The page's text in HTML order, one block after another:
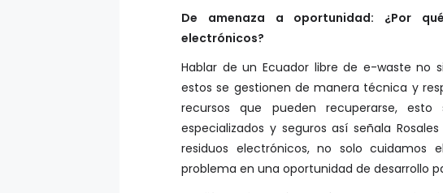
De amenaza a oportunidad: ¿Por
electrónicos?
Hablar de un Ecuador libre de e-waste no
estos se gestionen de manera técnica y
recursos que pueden recuperarse,
especializados y seguros así señala
residuos electrónicos, no solo cuidamos
problema en una oportunidad de desarrollo